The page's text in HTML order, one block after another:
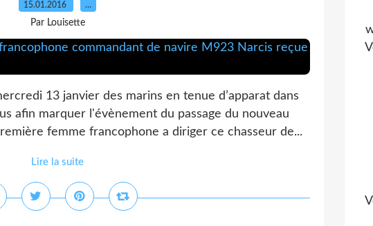
15.01.2016 …
Par Louisette
13 janvier des marins en tenue d’apparat dans
afin marquer l'évènement du passage du nouveau
femme francophone a diriger ce chasseur de...
Lire la suite